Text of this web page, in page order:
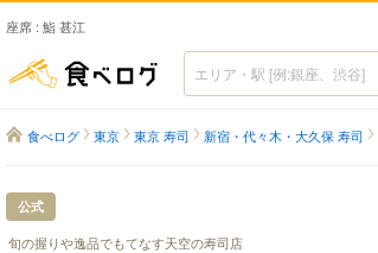
座席 : 鮨 甚江
食べログ
食べログ 東京 東京 寿司 新宿・代々木・大久保 寿司
公式
旬の握りや逸品でもてなす天空の寿司店